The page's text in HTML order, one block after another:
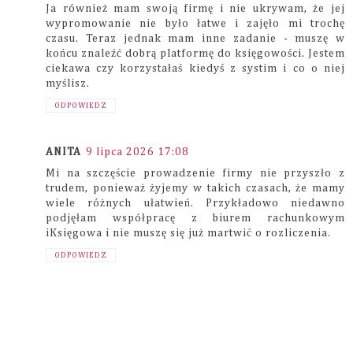
Ja również mam swoją firmę i nie ukrywam, że jej
wypromowanie nie było łatwe i zajęło mi trochę
czasu. Teraz jednak mam inne zadanie - muszę w
końcu znaleźć dobrą platformę do księgowości. Jestem
ciekawa czy korzystałaś kiedyś z systim i co o niej
myślisz.
ODPOWIEDZ
ANITA 9 lipca 2026 17:08
Mi na szczęście prowadzenie firmy nie przyszło z
trudem, ponieważ żyjemy w takich czasach, że mamy
wiele różnych ułatwień. Przykładowo niedawno
podjęłam współpracę z biurem rachunkowym
iKsięgowa i nie muszę się już martwić o rozliczenia.
ODPOWIEDZ